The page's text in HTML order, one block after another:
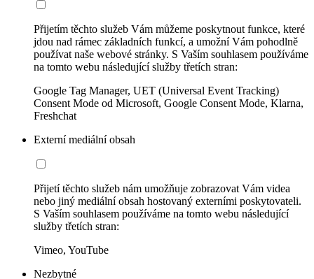
Přijetím těchto služeb Vám můžeme poskytnout funkce, které
jdou nad rámec základních funkcí, a umožní Vám pohodlně
používat naše webové stránky. S Vaším souhlasem používáme
na tomto webu následující služby třetích stran:
Google Tag Manager, UET (Universal Event Tracking)
Consent Mode od Microsoft, Google Consent Mode, Klarna,
Freshchat
Externí mediální obsah
Přijetí těchto služeb nám umožňuje zobrazovat Vám videa
nebo jiný mediální obsah hostovaný externími poskytovateli.
S Vaším souhlasem používáme na tomto webu následující
služby třetích stran:
Vimeo, YouTube
Nezbytné